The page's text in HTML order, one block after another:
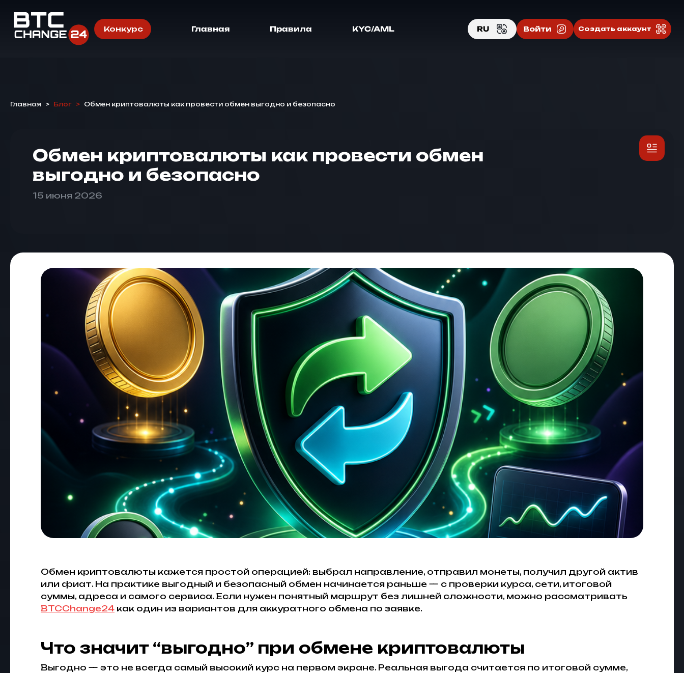
Конкурс Главная Правила KYC/AML RU Войти Создать аккаунт
Главная > Блог > Обмен криптовалюты как провести обмен выгодно и безопасно
Обмен криптовалюты как провести обмен
выгодно и безопасно
15 июня 2026
Обмен криптовалюты кажется простой операцией: выбрал направление, отправил монеты, получил другой актив
или фиат. На практике выгодный и безопасный обмен начинается раньше — с проверки курса, сети, итоговой
суммы, адреса и самого сервиса. Если нужен понятный маршрут без лишней сложности, можно рассматривать
BTCChange24 как один из вариантов для аккуратного обмена по заявке.
Что значит “выгодно” при обмене криптовалюты
Выгодно — это не всегда самый высокий курс на первом экране. Реальная выгода считается по итоговой сумме,